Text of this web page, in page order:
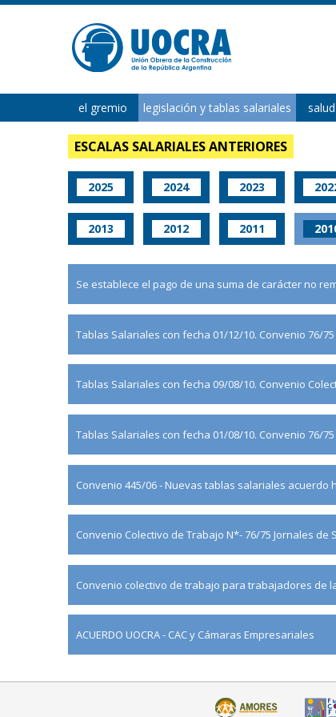
el gremio legislación y tablas salariales
ESCALAS SALARIALES ANTERIORES
2025 2024 2023
2013 2012 2011
Se establece el pago de una suma de carácter no
Tablas Salariales con fecha 01/12/10. Convenio 76/75
Tablas Salariales con fecha 09/08/10. Convenio
Tablas Salariales con fecha 01/08/10. Convenio 76/75
Convenio 445/06 - Nuevas tablas salariales acuerdo
Convenio Colectivo de Trabajo N*- 76/75 Jornales de
Convenio colectivo de trabajo para trabajadores de
ACUERDO UOCRA - CAC y Cámaras Empresariales